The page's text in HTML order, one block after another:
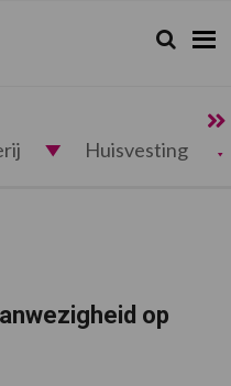
Zoeken...
Zoek
Huisvesting
op